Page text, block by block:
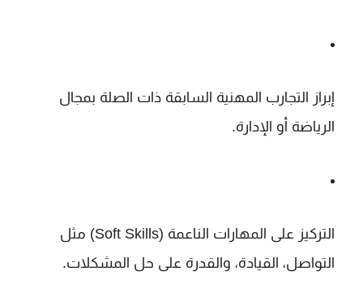
إبراز التجارب المهنية السابقة ذات الصلة بمجال
الرياضة أو الإدارة.
التركيز على المهارات الناعمة (Soft Skills)
مثل
التواصل، القيادة، والقدرة على حل المشكلات.